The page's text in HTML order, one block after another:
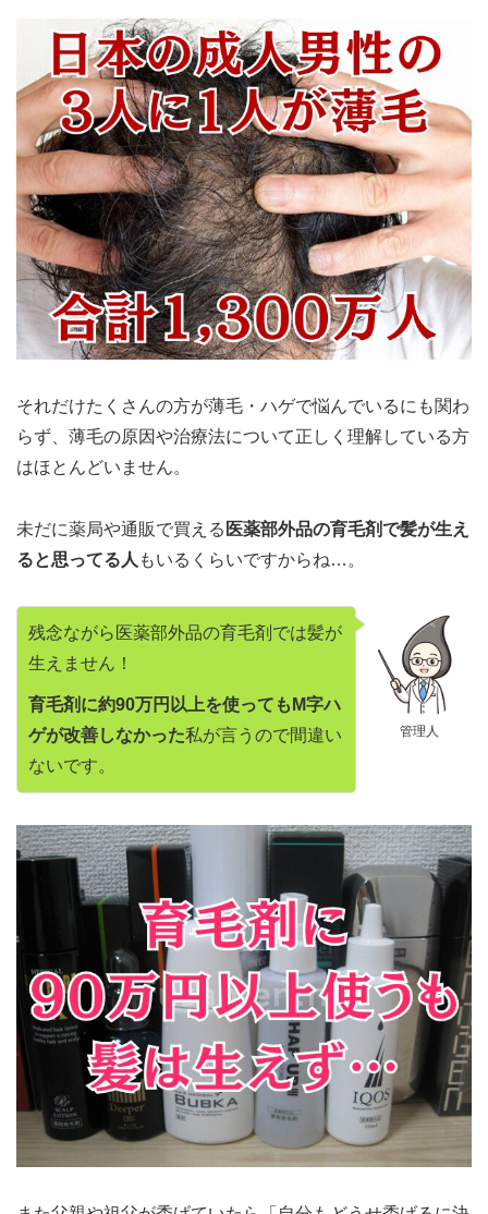
それだけたくさんの方が薄毛・ハゲで悩んでいるにも関わ
らず、薄毛の原因や治療法について正しく理解している方
はほとんどいません。
未だに薬局や通販で買える 医薬部外品の育毛剤で髪が生え
ると思ってる人 もいるくらいですからね…。
管理人
残念ながら医薬部外品の育毛剤では髪が
生えません！
育毛剤に約90万円以上を使ってもM字ハ
ゲが改善しなかった私が言うので間違い
ないです。